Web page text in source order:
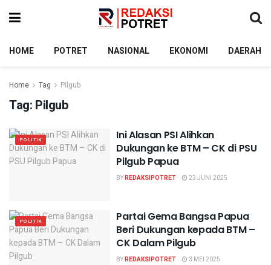
HOME POTRET NASIONAL EKONOMI DAERAH
Home Tag Pilgub
Tag: Pilgub
POLITIK
Ini Alasan PSI Alihkan
Dukungan ke BTM – CK di PSU
Pilgub Papua
BYREDAKSIPOTRET 23 JUNI 2025
POLITIK
Partai Gema Bangsa Papua
Beri Dukungan kepada BTM –
CK Dalam Pilgub
BYREDAKSIPOTRET 3 MEI 2025